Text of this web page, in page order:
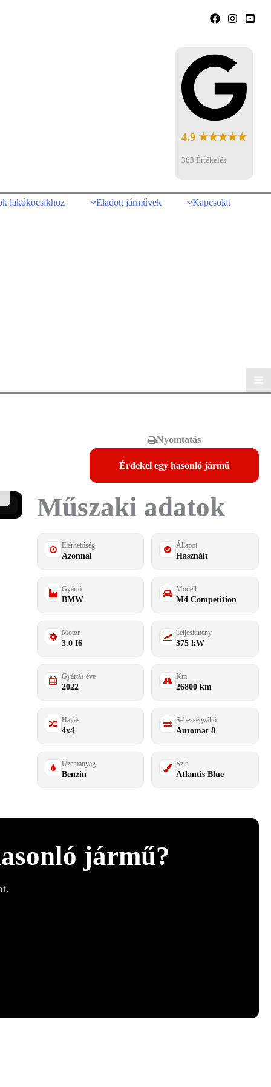
4.9 ★★★★★
363 Értékelés
lakókocsikhoz Eladott járművek Kapcsolat
Nyomtatás
Érdekel egy hasonló jármű
Műszaki adatok
Elérhetőség
Azonnal
Állapot
Használt
Gyártó
BMW
Modell
M4 Competition
Motor
3.0 I6
Teljesítmény
375 kW
Gyártás éve
2022
Km
26800 km
Hajtás
4x4
Sebességváltó
Automat 8
Üzemanyag
Benzin
Szín
Atlantis Blue
jármű?